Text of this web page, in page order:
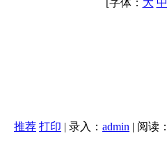
推荐 打印 | 录入： admin | 阅读：